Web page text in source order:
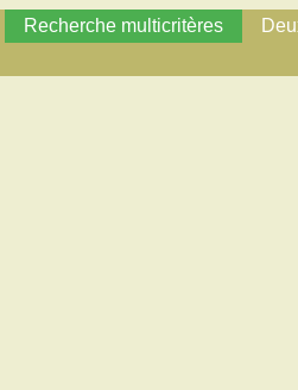
Recherche multicritères